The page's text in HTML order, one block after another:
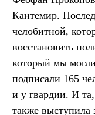
Кантемир.
челобитной,
восстановить
который мы
подписали 165
и у гвардии. И
также выступила